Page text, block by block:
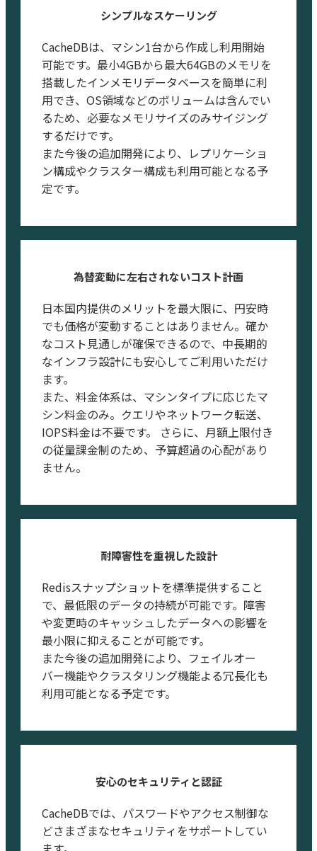
シンプルなスケーリング
CacheDBは、マシン1台から作成し利用開始
可能です。最小4GBから最大64GBのメモリを
搭載したインメモリデータベースを簡単に利
用でき、OS領域などのボリュームは含んでい
るため、必要なメモリサイズのみサイジング
するだけです。
また今後の追加開発により、レプリケーショ
ン構成やクラスター構成も利用可能となる予
定です。
為替変動に左右されないコスト計画
日本国内提供のメリットを最大限に、円安時
でも価格が変動することはありません。確か
なコスト見通しが確保できるので、中長期的
なインフラ設計にも安心してご利用いただけ
ます。
また、料金体系は、マシンタイプに応じたマ
シン料金のみ。クエリやネットワーク転送、
IOPS料金は不要です。 さらに、月額上限付き
の従量課金制のため、予算超過の心配があり
ません。
耐障害性を重視した設計
Redisスナップショットを標準提供すること
で、最低限のデータの持続が可能です。障害
や変更時のキャッシュしたデータへの影響を
最小限に抑えることが可能です。
また今後の追加開発により、フェイルオー
バー機能やクラスタリング機能よる冗長化も
利用可能となる予定です。
安心のセキュリティと認証
CacheDBでは、パスワードやアクセス制御な
どさまざまなセキュリティをサポートしてい